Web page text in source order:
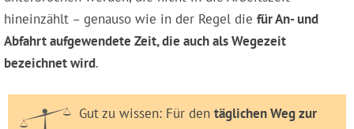
hineinzählt – genauso wie in der Regel die für An- und
Abfahrt aufgewendete Zeit, die auch als Wegezeit
bezeichnet wird.
Gut zu wissen: Für den täglichen Weg zur